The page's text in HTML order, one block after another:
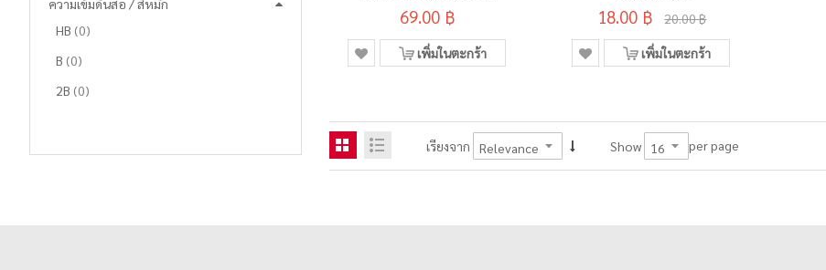
69.00 ฿
เพิ่มในตะกร้า
18.00 ฿ 20.00 ฿
เพิ่มในตะกร้า
เรียงจาก Show per page
ความเข้มดินสอ / สีหมึก
HB 0รายการ
B 0รายการ
2B 0รายการ
4B 0